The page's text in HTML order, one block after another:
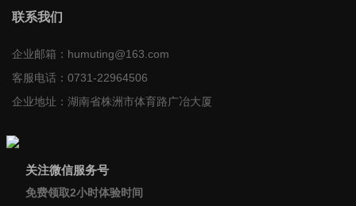
联系我们
企业邮箱： humuting@163.com
客服电话： 0731-22964506
企业地址： 湖南省株洲市体育路广冶大厦
关注微信服务号
免费领取2小时体验时间